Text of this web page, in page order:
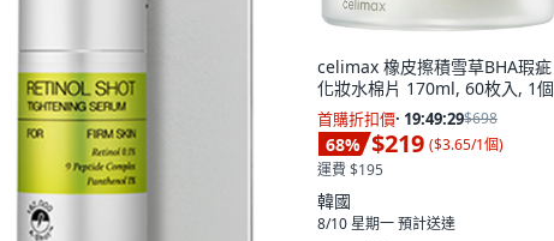
celimax 橡皮擦積雪草BHA瑕疵
化妝水棉片 170ml, 60枚入, 1個
首購折扣價· 19:49:28$698
68% $219 ($3.65/1個)
運費 $195
韓國
8/10 星期一預計送達